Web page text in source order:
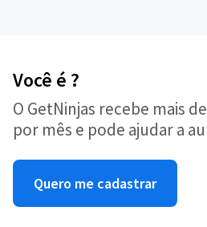
Você é ?
O GetNinjas recebe mais
por mês e pode ajudar a
Quero me cadastrar